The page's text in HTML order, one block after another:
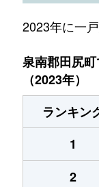
2023年に一
泉南郡田尻
（2023年）
ランキン
1
2